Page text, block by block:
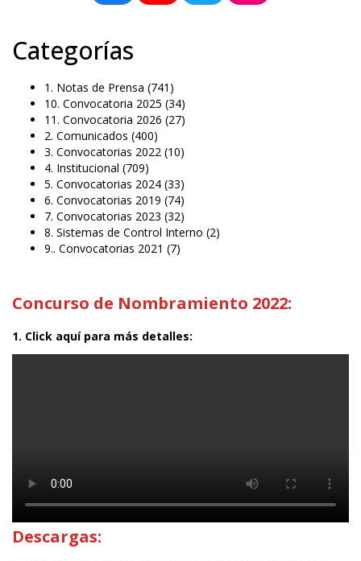
Categorías
1. Notas de Prensa (741)
10. Convocatoria 2025 (34)
11. Convocatoria 2026 (27)
2. Comunicados (400)
3. Convocatorias 2022 (10)
4. Institucional (709)
5. Convocatorias 2024 (33)
6. Convocatorias 2019 (74)
7. Convocatorias 2023 (32)
8. Sistemas de Control Interno (2)
9.. Convocatorias 2021 (7)
Concurso de Nombramiento 2022:
1. Click aquí para más detalles:
Descargas: